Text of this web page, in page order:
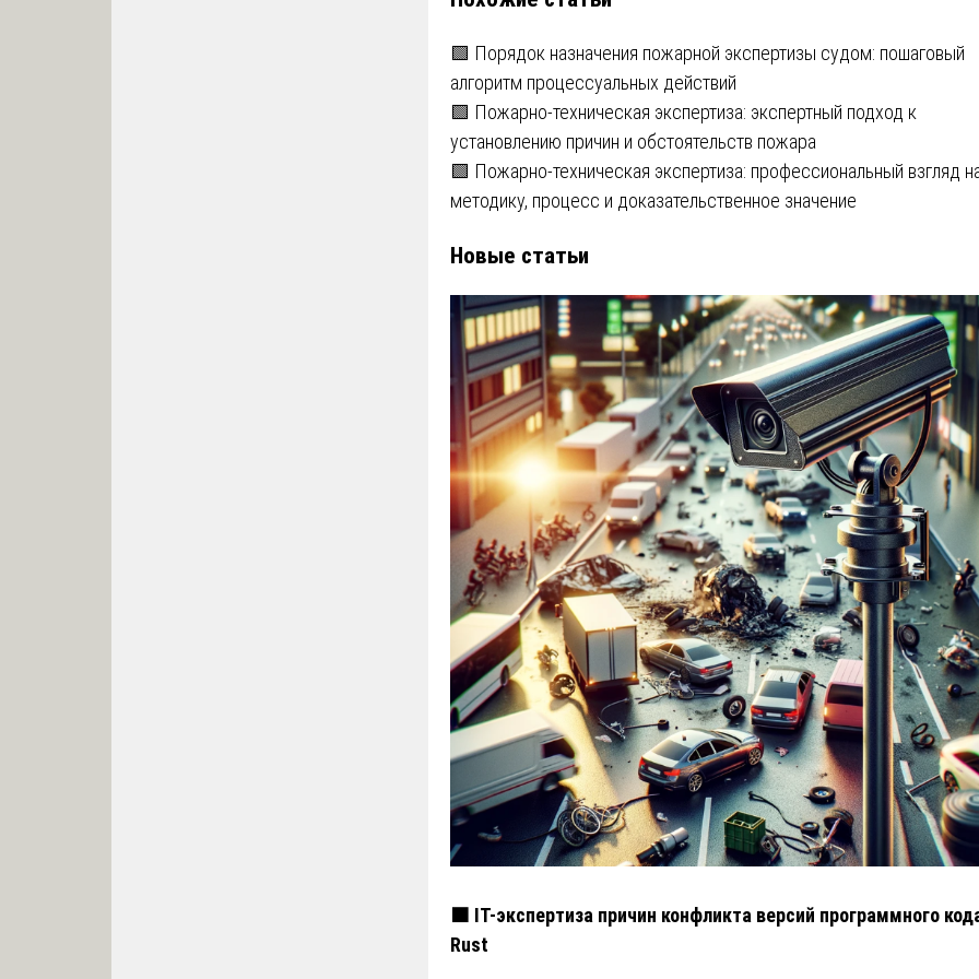
🟩 Порядок назначения пожарной экспертизы судом: пошаговый
алгоритм процессуальных действий
🟩 Пожарно-техническая экспертиза: экспертный подход к
установлению причин и обстоятельств пожара
🟩 Пожарно-техническая экспертиза: профессиональный взгляд
методику, процесс и доказательственное значение
Новые статьи
🟧 IT-экспертиза причин конфликта версий программного
Rust